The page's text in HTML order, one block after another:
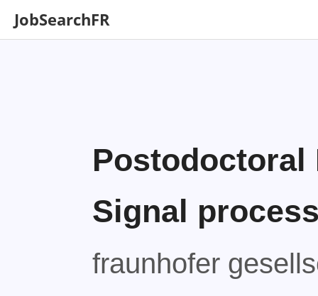
JobSearchFR
Postodoctoral
Signal
fraunhofer